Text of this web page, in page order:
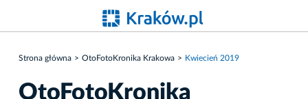
Strona główna OtoFotoKronika Krakowa Kwiecień 2019
OtoFotoKronika